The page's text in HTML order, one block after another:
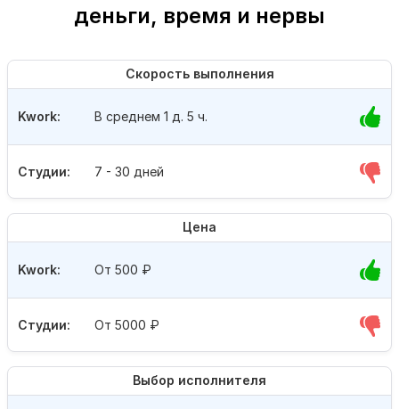
деньги, время и нервы
Скорость выполнения
Студии: 7 - 30 дней
Kwork: В среднем 1 д. 5 ч.
Цена
Студии: От 5000 ₽
Kwork: От 500 ₽
Выбор исполнителя